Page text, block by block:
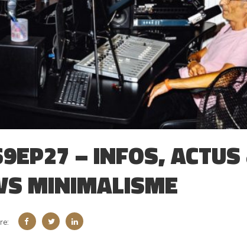
– INFOS,
MINIMALISME